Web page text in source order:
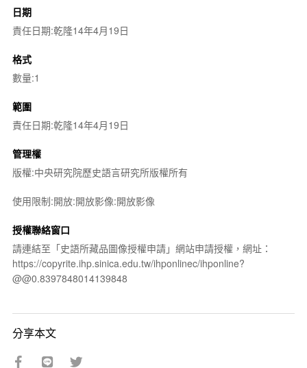
日期
責任日期:乾隆14年4月19日
格式
數量:1
範圍
責任日期:乾隆14年4月19日
管理權
版權:中央研究院歷史語言研究所版權所有
使用限制:開放:開放影像:開放影像
授權聯絡窗口
請連結至「史語所藏品圖像授權申請」網站申請授權，網址：
https://copyrite.ihp.sinica.edu.tw/ihponlinec/ihponline?
@@0.8397848014139848
分享本文